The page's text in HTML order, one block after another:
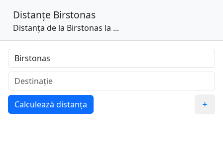
Distanțe Birstonas
Distanța de la Birstonas la ...
Calculează distanța +